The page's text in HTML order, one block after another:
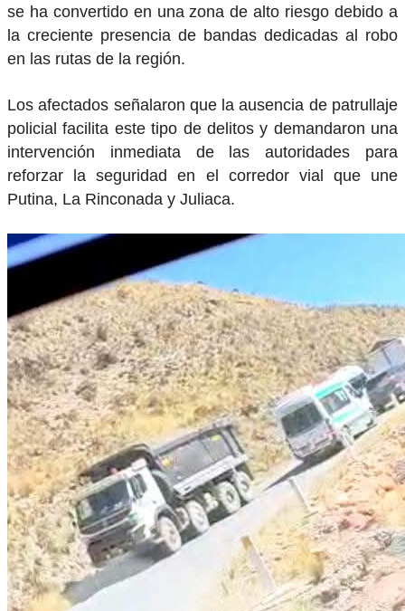
se ha convertido en una zona de alto riesgo debido a
la creciente presencia de bandas dedicadas al robo
en las rutas de la región.
Los afectados señalaron que la ausencia de patrullaje
policial facilita este tipo de delitos y demandaron una
intervención inmediata de las autoridades para
reforzar la seguridad en el corredor vial que une
Putina, La Rinconada y Juliaca.